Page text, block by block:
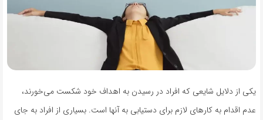
یکی از دلایل شایعی که افراد در رسیدن به اهداف خود شکست می‌خورند،
عدم اقدام به کارهای لازم برای دستیابی به آنها است. بسیاری از افراد به جای